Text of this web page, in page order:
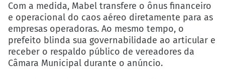
Com a medida, Mabel transfere o ônus financeiro
e operacional do caos aéreo diretamente para as
empresas operadoras. Ao mesmo tempo, o
prefeito blinda sua governabilidade ao articular e
receber o respaldo público de vereadores da
Câmara Municipal durante o anúncio.